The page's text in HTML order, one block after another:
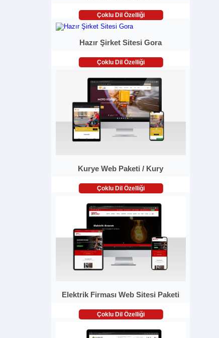
Çoklu Dil Özelliği
Hazır Şirket Sitesi Gora
Çoklu Dil Özelliği
Kurye Web Paketi / Kury
Çoklu Dil Özelliği
Elektrik Firması Web Sitesi Paketi
Çoklu Dil Özelliği